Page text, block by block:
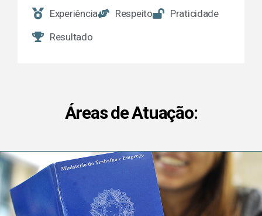
Experiência Respeito
Praticidade
Resultado
Áreas de Atuação: